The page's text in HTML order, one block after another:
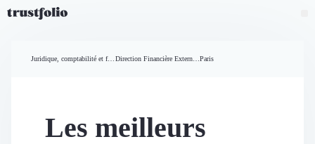
Widgets d'avis
Partage d’avis multicanal
Accueil
Juridique, comptabilité et finances Direction Financière Externalisée (DAF) Paris
Les meilleurs